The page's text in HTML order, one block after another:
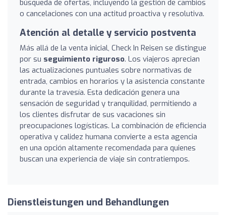
búsqueda de ofertas, incluyendo la gestión de cambios
o cancelaciones con una actitud proactiva y resolutiva.
Atención al detalle y servicio postventa
Más allá de la venta inicial, Check In Reisen se distingue
por su seguimiento riguroso. Los viajeros aprecian
las actualizaciones puntuales sobre normativas de
entrada, cambios en horarios y la asistencia constante
durante la travesía. Esta dedicación genera una
sensación de seguridad y tranquilidad, permitiendo a
los clientes disfrutar de sus vacaciones sin
preocupaciones logísticas. La combinación de eficiencia
operativa y calidez humana convierte a esta agencia
en una opción altamente recomendada para quienes
buscan una experiencia de viaje sin contratiempos.
Dienstleistungen und Behandlungen